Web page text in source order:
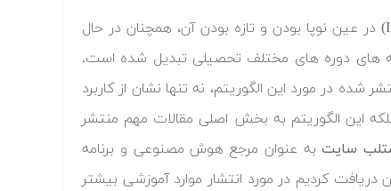
استفاده از الگوریتم رقابت استعماری (Imperialist Competitive Algorithm – ICA) در عین نوپا بودن و تازه بودن آن، همچنان در حال
های دوره های مختلف تحصیلی تبدیل شده است.
شده در مورد این الگوریتم، نه تنها نشان از کاربرد
این الگوریتم به بخش اصلی مقالات مهم منتشر
سایتبه عنوان مرجع هوش مصنوعی و برنامه
کردیم در مورد انتشار موارد آموزشی بیشتر